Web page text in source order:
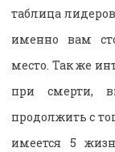
таблица
именно вам
место. Так же
при смерти,
продолжить с
имеется 5